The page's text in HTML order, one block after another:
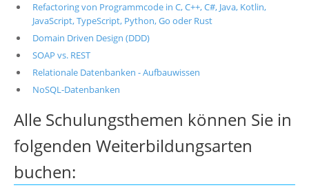
Refactoring von Programmcode in C, C++, C#, Java, Kotlin,
JavaScript, TypeScript, Python, Go oder Rust
Domain Driven Design (DDD)
SOAP vs. REST
Relationale Datenbanken - Aufbauwissen
NoSQL-Datenbanken
Alle Schulungsthemen können Sie in
folgenden Weiterbildungsarten
buchen: